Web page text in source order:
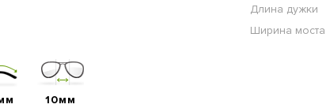
Длина дужки
Ширина моста
10мм